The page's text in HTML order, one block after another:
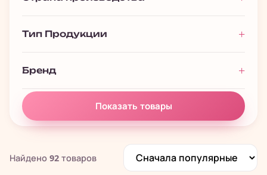
› Макияж
Подарочные наборы
Полезности 61
Тип Продукции
Бренд
Показать товары
Найдено 92 товаров